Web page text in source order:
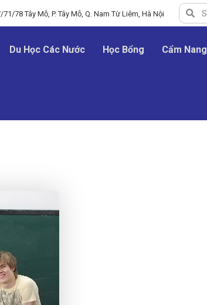
78 Tây Mỗ, P. Tây Mỗ, Q. Nam Từ Liêm, Hà Nội
Du Học Các Nước Học Bổng Cẩm Nang